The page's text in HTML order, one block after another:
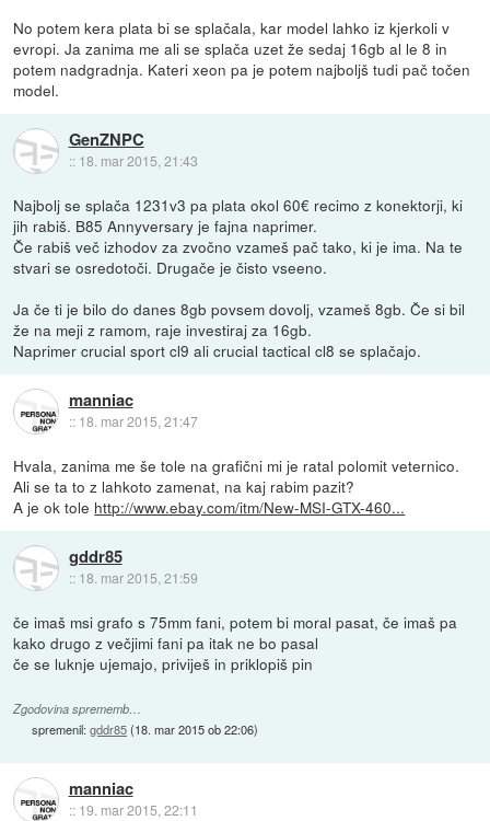
No potem kera plata bi se splačala, kar model lahko iz kjerkoli v
evropi. Ja zanima me ali se splača uzet že sedaj 16gb al le 8 in
potem nadgradnja. Kateri xeon pa je potem najboljš tudi pač točen
model.
GenZNPC
:: 18. mar 2015, 21:43
Najbolj se splača 1231v3 pa plata okol 60€ recimo z konektorji, ki
jih rabiš. B85 Annyversary je fajna naprimer.
Če rabiš več izhodov za zvočno vzameš pač tako, ki je ima. Na te
stvari se osredotoči. Drugače je čisto vseeno.
Ja če ti je bilo do danes 8gb povsem dovolj, vzameš 8gb. Če si bil
že na meji z ramom, raje investiraj za 16gb.
Naprimer crucial sport cl9 ali crucial tactical cl8 se splačajo.
manniac
:: 18. mar 2015, 21:47
Hvala, zanima me še tole na grafični mi je ratal polomit veternico.
Ali se ta to z lahkoto zamenat, na kaj rabim pazit?
A je ok tole http://www.ebay.com/itm/New-MSI-GTX-460...
gddr85
:: 18. mar 2015, 21:59
če imaš msi grafo s 75mm fani, potem bi moral pasat, če imaš pa
kako drugo z večjimi fani pa itak ne bo pasal
če se luknje ujemajo, priviješ in priklopiš pin
Zgodovina sprememb…
spremenil:gddr85(18. mar 2015 ob 22:06)
manniac
:: 19. mar 2015, 22:11